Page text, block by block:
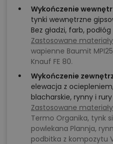
Wykończenie
tynki wewnętrzne
Bez gładzi, farb, podłóg
Zastosowane
wapienne Baumit
Knauf FE 80.
Wykończenie
elewacja z
blacharskie, rynny i
Zastosowane
Termo Organika, tynk
powlekana Plannja,
podbitka z kompozytu